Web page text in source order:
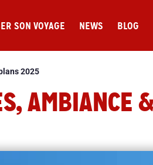
SON VOYAGE NEWS BLOG
2025
AMBIANCE